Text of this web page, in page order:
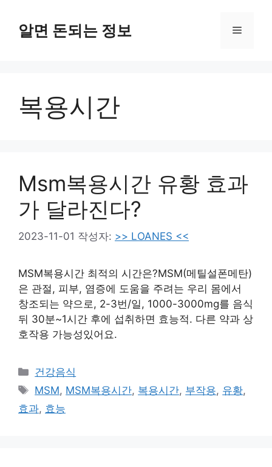
알면 돈되는 정보 메
복용시간
Msm복용시간 유황 효과
가 달라진다?
2023-11-01 작성자: >> LOANES <<
MSM복용시간 최적의 시간은?MSM(메틸설폰메탄)
은 관절, 피부, 염증에 도움을 주려는 우리 몸에서
창조되는 약으로, 2-3번/일, 1000-3000mg를 음식
뒤 30분~1시간 후에 섭취하면 효능적. 다른 약과 상
호작용 가능성있어요.
카
테
리
건강음식
태
그
MSM, MSM복용시간, 복용시간, 부작용, 유황,
효과, 효능